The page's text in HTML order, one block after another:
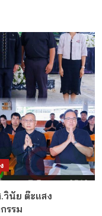
นัย ต๊ะแสง
รรม